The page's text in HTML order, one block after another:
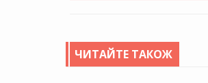
ЧИТАЙТЕ ТАКОЖ